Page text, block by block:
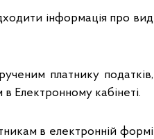
інформація про вид
платнику податків,
Електронному кабінеті.
в електронній формі